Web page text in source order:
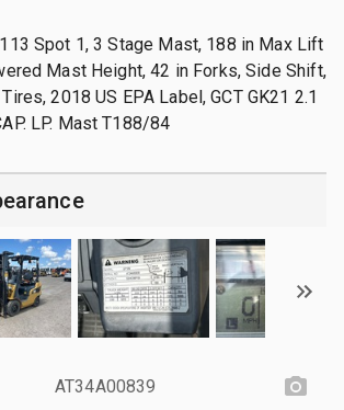
Spot 1, 3 Stage Mast, 188 in Max Lift
Mast Height, 42 in Forks, Side Shift,
2018 US EPA Label, GCT GK21 2.1
LP. Mast T188/84
AT34A00839